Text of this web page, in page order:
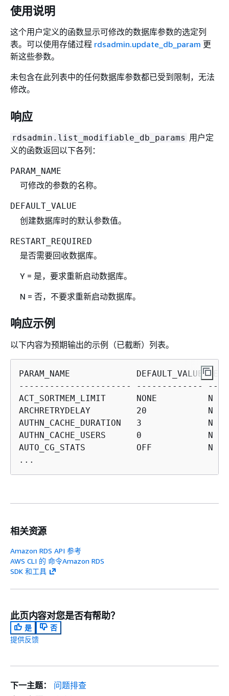
使用说明
这个用户定义的函数显示可修改的数据库参数的选定列
表。可以使用存储过程 rdsadmin.update_db_param 更
新这些参数。
未包含在此列表中的任何数据库参数都已受到限制，无法
修改。
响应
rdsadmin.list_modifiable_db_params 用户定
义的函数返回以下各列：
PARAM_NAME
可修改的参数的名称。
DEFAULT_VALUE
创建数据库时的默认参数值。
RESTART_REQUIRED
是否需要回收数据库。
Y = 是，要求重新启动数据库。
N = 否，不要求重新启动数据库。
响应示例
以下内容为预期输出的示例（已截断）列表。
PARAM_NAME             DEFAULT_VALUE
---------------------- -------------
ACT_SORTMEM_LIMIT      NONE          N
ARCHRETRYDELAY         20            N
AUTHN_CACHE_DURATION   3             N
AUTHN_CACHE_USERS      0             N
AUTO_CG_STATS          OFF           N
...
相关资源
Amazon RDS API 参考
AWS CLI 的 命令Amazon RDS
SDK 和工具
此页内容对您是否有帮助？
是
否
提供反馈
下一主题：
问题排查